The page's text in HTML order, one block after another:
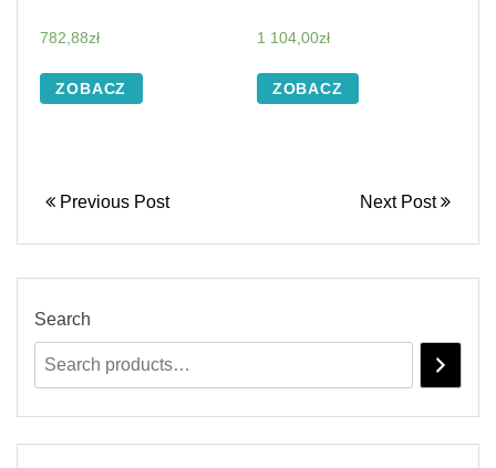
782,88zł
ZOBACZ
1 104,00zł
ZOBACZ
Previous Post Next Post
Search